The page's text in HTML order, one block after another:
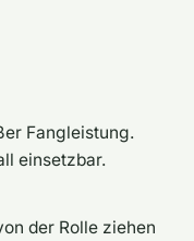
Fangleistung.
einsetzbar.
der Rolle ziehen